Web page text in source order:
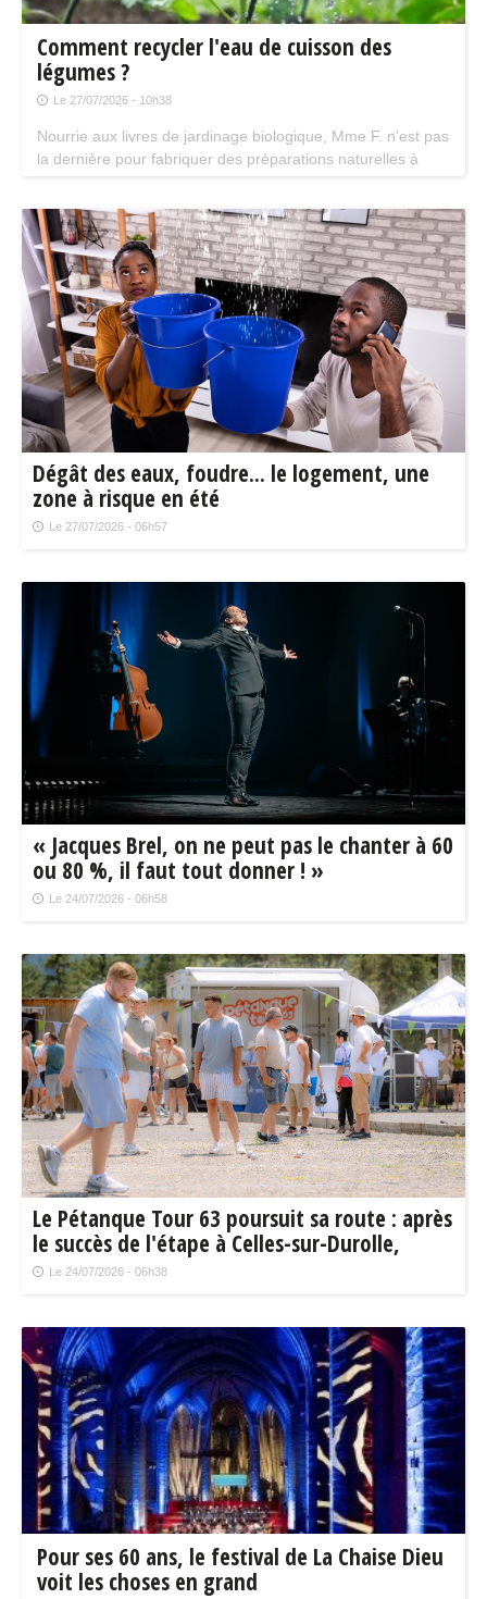
Comment recycler l'eau de cuisson des
légumes ?
Le 27/07/2026 - 10h38
Nourrie aux livres de jardinage biologique, Mme F. n'est pas
la dernière pour fabriquer des préparations naturelles à
cuisson de ses légumes.
Dégât des eaux, foudre... le logement, une
zone à risque en été
Le 27/07/2026 - 06h57
« Jacques Brel, on ne peut pas le chanter à 60
ou 80 %, il faut tout donner ! »
Le 24/07/2026 - 06h58
Le Pétanque Tour 63 poursuit sa route : après
le succès de l'étape à Celles-sur-Durolle,
rendez-vous à Billom vendredi, et à Riom
Le 24/07/2026 - 06h38
Pour ses 60 ans, le festival de La Chaise Dieu
voit les choses en grand